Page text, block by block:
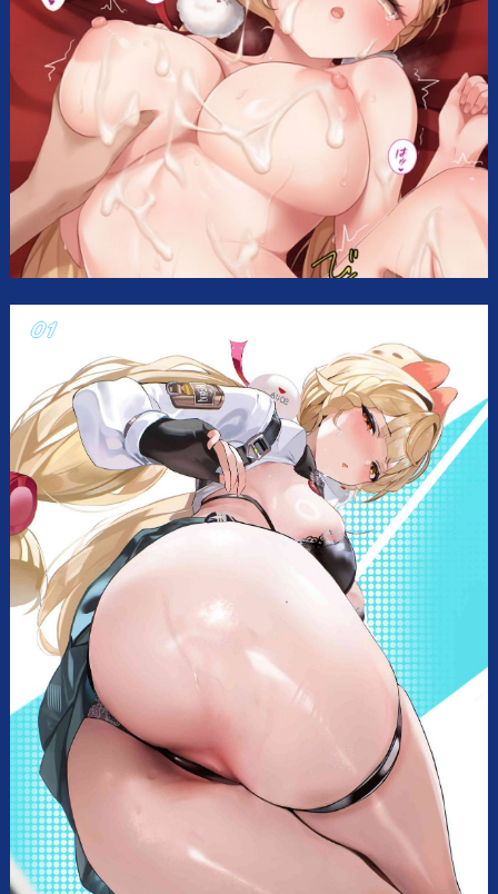
ー
ル
ド
の
え
ち
え
ち
像
②【ZZZ】”